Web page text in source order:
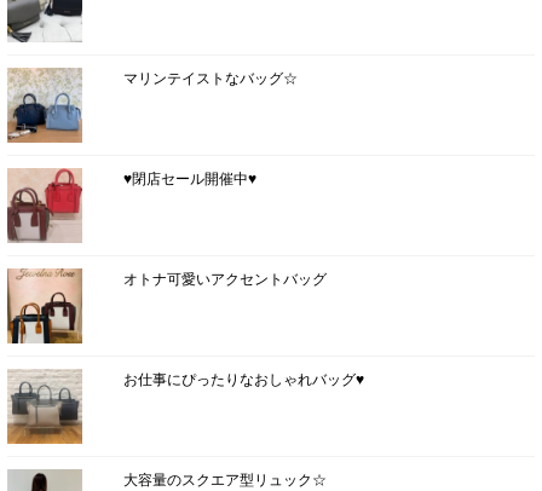
マリンテイストなバッグ☆
♥閉店セール開催中♥
オトナ可愛いアクセントバッグ
お仕事にぴったりなおしゃれバッグ♥
大容量のスクエア型リュック☆